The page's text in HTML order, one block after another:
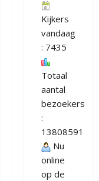
Kijkers
vandaag
: 7435
Totaal
aantal
bezoekers
:
13808591
Nu
online
op de